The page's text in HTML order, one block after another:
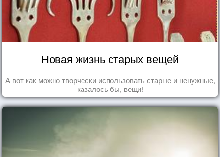
Новая жизнь старых вещей
А вот как можно творчески использовать старые и ненужные,
казалось бы, вещи!